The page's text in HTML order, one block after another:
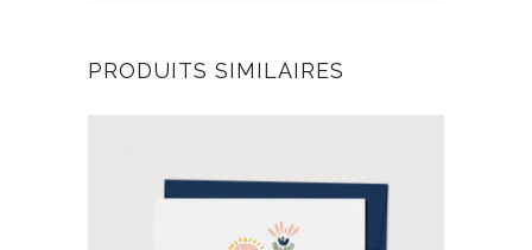
PRODUITS SIMILAIRES